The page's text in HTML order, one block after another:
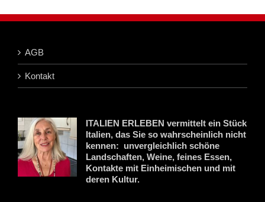
AGB
Kontakt
ITALIEN ERLEBEN vermittelt ein Stück
Italien, das Sie so wahrscheinlich nicht
kennen: unvergleichlich schöne
Landschaften, Weine, feines Essen,
Kontakte mit Einheimischen und mit
deren Kultur.